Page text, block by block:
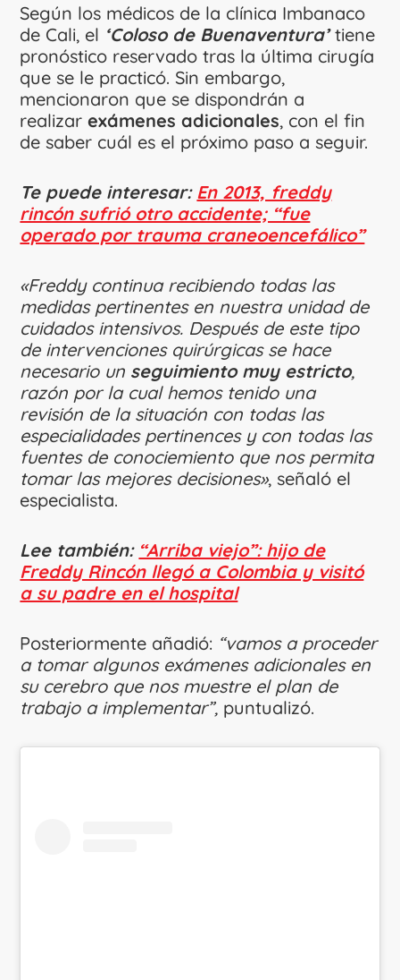
Según los médicos de la clínica Imbanaco
de Cali, el ‘Coloso de Buenaventura’tiene
pronóstico reservado tras la última cirugía
que se le practicó. Sin embargo,
mencionaron que se dispondrán a
realizar exámenes adicionales, con el fin
de saber cuál es el próximo paso a seguir.
Te puede interesar: En 2013, freddy
rincón sufrió otro accidente; “fue
operado por trauma craneoencefálico”
«Freddy continua recibiendo todas las
medidas pertinentes en nuestra unidad de
cuidados intensivos. Después de este tipo
de intervenciones quirúrgicas se hace
necesario un seguimiento muy estricto,
razón por la cual hemos tenido una
revisión de la situación con todas las
especialidades pertinences y con todas las
fuentes de conociemiento que nos permita
tomar las mejores decisiones», señaló el
especialista.
Lee también: “Arriba viejo”: hijo de
Freddy Rincón llegó a Colombia y visitó
a su padre en el hospital
Posteriormente añadió: “vamos a proceder
a tomar algunos exámenes adicionales en
su cerebro que nos muestre el plan de
trabajo a implementar”, puntualizó.